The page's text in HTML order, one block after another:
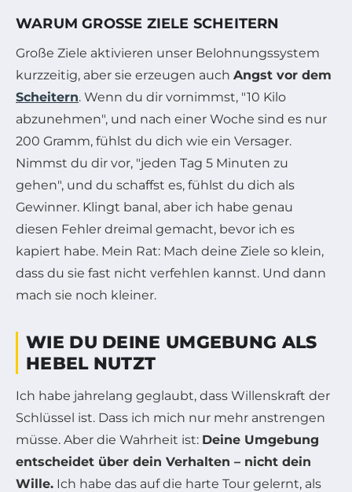
WARUM GROSSE ZIELE SCHEITERN
Große Ziele aktivieren unser Belohnungssystem
kurzzeitig, aber sie erzeugen auch Angst vor dem
Scheitern. Wenn du dir vornimmst, "10 Kilo
abzunehmen", und nach einer Woche sind es nur
200 Gramm, fühlst du dich wie ein Versager.
Nimmst du dir vor, "jeden Tag 5 Minuten zu
gehen", und du schaffst es, fühlst du dich als
Gewinner. Klingt banal, aber ich habe genau
diesen Fehler dreimal gemacht, bevor ich es
kapiert habe. Mein Rat: Mach deine Ziele so klein,
dass du sie fast nicht verfehlen kannst. Und dann
mach sie noch kleiner.
WIE DU DEINE UMGEBUNG ALS
HEBEL NUTZT
Ich habe jahrelang geglaubt, dass Willenskraft der
Schlüssel ist. Dass ich mich nur mehr anstrengen
müsse. Aber die Wahrheit ist: Deine Umgebung
entscheidet über dein Verhalten – nicht dein
Wille. Ich habe das auf die harte Tour gelernt, als